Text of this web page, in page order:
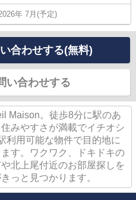
年 7月(予定)
合わせする(無料)
い合わせする
Maison。徒歩8分に駅のあ
みやすさが満載でイチオシ
利用可能な物件で目的地に
す。ワクワク、ドキドキの
北上尾付近のお部屋探しを
っと見つかります。